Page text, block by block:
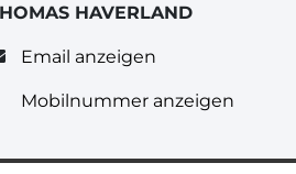
HAVERLAND
Email anzeigen
Mobilnummer anzeigen